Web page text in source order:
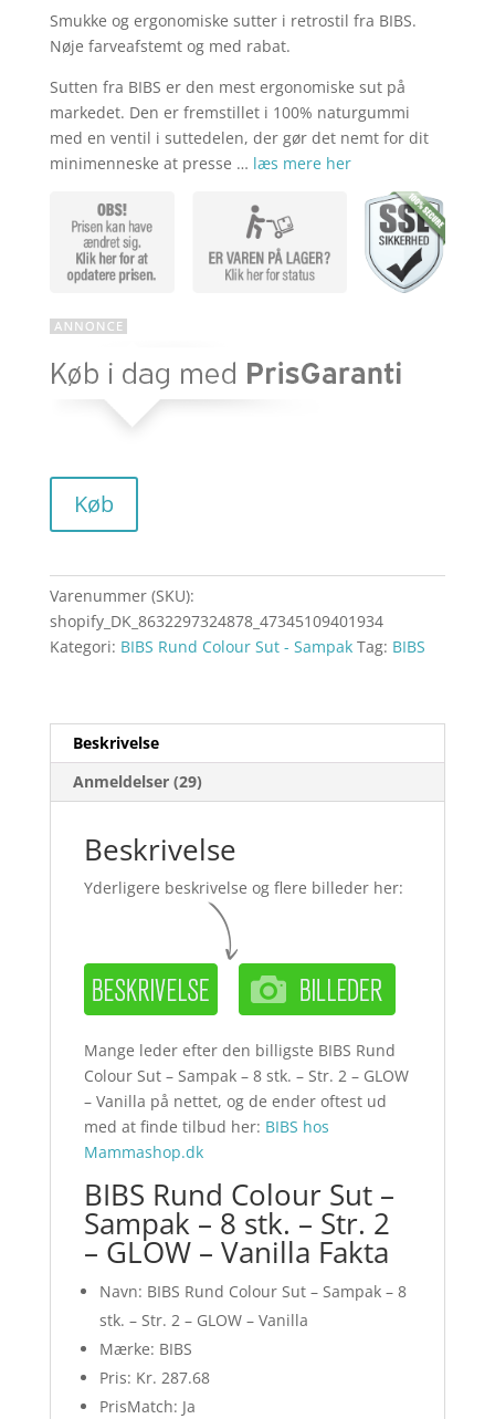
Smukke og ergonomiske sutter i retrostil fra BIBS.
Nøje farveafstemt og med rabat.
Sutten fra BIBS er den mest ergonomiske sut på
markedet. Den er fremstillet i 100% naturgummi
med en ventil i suttedelen, der gør det nemt for dit
minimenneske at presse … læs mere her
Køb
Varenummer (SKU):
shopify_DK_8632297324878_47345109401934
Kategori: BIBS Rund Colour Sut - Sampak Tag: BIBS
Beskrivelse
Anmeldelser (29)
Beskrivelse
Yderligere beskrivelse og flere billeder her:
Mange leder efter den billigste BIBS Rund
Colour Sut – Sampak – 8 stk. – Str. 2 – GLOW
– Vanilla på nettet, og de ender oftest ud
med at finde tilbud her: BIBS hos
Mammashop.dk
BIBS Rund Colour Sut –
Sampak – 8 stk. – Str. 2
– GLOW – Vanilla Fakta
Navn: BIBS Rund Colour Sut – Sampak – 8
stk. – Str. 2 – GLOW – Vanilla
Mærke: BIBS
Pris: Kr. 287.68
PrisMatch: Ja